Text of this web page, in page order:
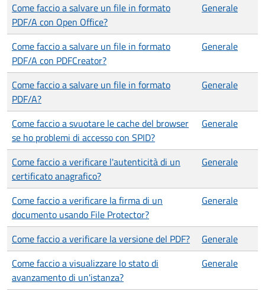
Come faccio a salvare un file in formato
PDF/A con Open Office?
Generale
Come faccio a salvare un file in formato
PDF/A con PDFCreator?
Generale
Come faccio a salvare un file in formato
PDF/A?
Generale
Come faccio a svuotare le cache del browser
se ho problemi di accesso con SPID?
Generale
Come faccio a verificare l'autenticità di un
certificato anagrafico?
Generale
Come faccio a verificare la firma di un
documento usando File Protector?
Generale
Come faccio a verificare la versione del PDF?
Generale
Come faccio a visualizzare lo stato di
avanzamento di un'istanza?
Generale